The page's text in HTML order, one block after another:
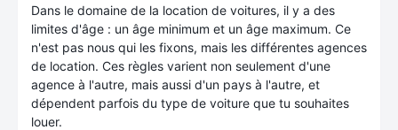
Dans le domaine de la location de voitures, il y a des
limites d'âge : un âge minimum et un âge maximum. Ce
n'est pas nous qui les fixons, mais les différentes agences
de location. Ces règles varient non seulement d'une
agence à l'autre, mais aussi d'un pays à l'autre, et
dépendent parfois du type de voiture que tu souhaites
louer.